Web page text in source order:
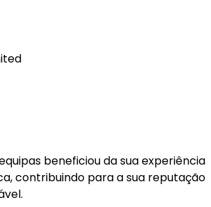
beneficiou da sua experiência
contribuindo para a sua reputação